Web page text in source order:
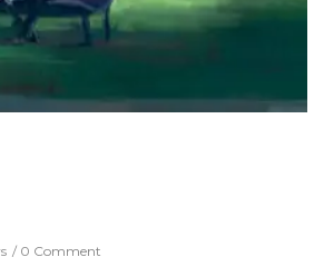
0 Comment